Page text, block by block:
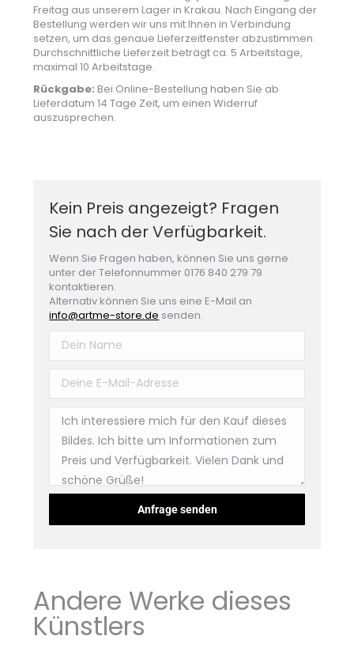
Freitag aus unserem Lager in Krakau. Nach Eingang der
Bestellung werden wir uns mit Ihnen in Verbindung
setzen, um das genaue Lieferzeitfenster abzustimmen.
Durchschnittliche Lieferzeit beträgt ca. 5 Arbeitstage,
maximal 10 Arbeitstage.
Rückgabe: Bei Online-Bestellung haben Sie ab
Lieferdatum 14 Tage Zeit, um einen Widerruf
auszusprechen.
Kein Preis angezeigt? Fragen
Sie nach der Verfügbarkeit.
Wenn Sie Fragen haben, können Sie uns gerne
unter der Telefonnummer 0176 840 279 79
kontaktieren.
Alternativ können Sie uns eine E-Mail an
info@artme-store.de senden.
Andere Werke dieses
Künstlers